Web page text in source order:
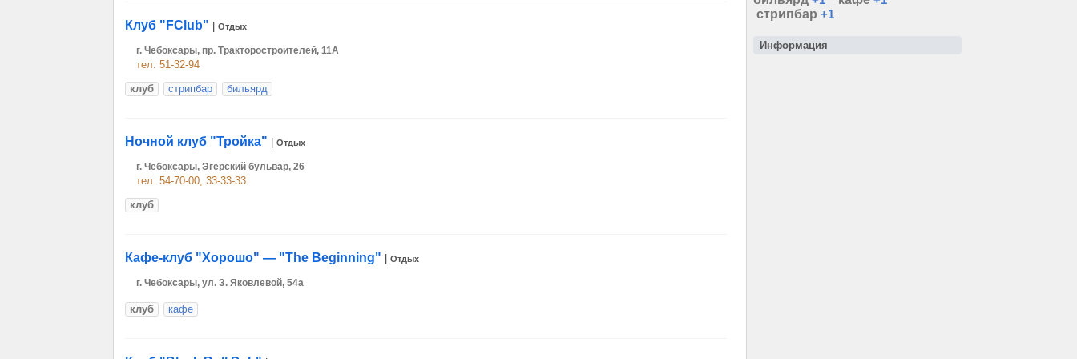
Клуб "FClub" Отдых
г. Чебоксары, пр. Тракторостроителей, 11А
тел: 51-32-94
клуб
стрипбар бильярд
Ночной клуб "Тройка" Отдых
г. Чебоксары, Эгерский бульвар, 26
тел: 54-70-00, 33-33-33
клуб
Кафе-клуб "Хорошо" — "The Beginning" Отдых
г. Чебоксары, ул. З. Яковлевой, 54а
клуб кафе
стрипбар +1
Информация